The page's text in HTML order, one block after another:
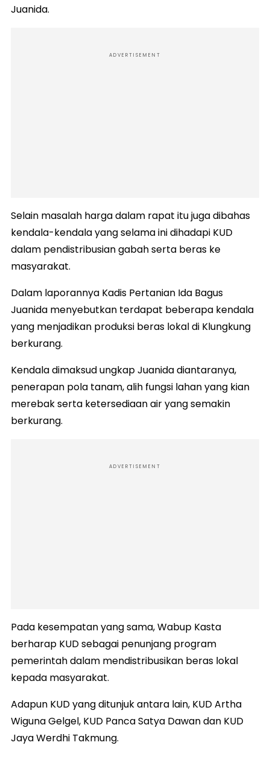
Juanida.
ADVERTISEMENT
Selain masalah harga dalam rapat itu juga dibahas
kendala-kendala yang selama ini dihadapi KUD
dalam pendistribusian gabah serta beras ke
masyarakat.
Dalam laporannya Kadis Pertanian Ida Bagus
Juanida menyebutkan terdapat beberapa kendala
yang menjadikan produksi beras lokal di Klungkung
berkurang.
Kendala dimaksud ungkap Juanida diantaranya,
penerapan pola tanam, alih fungsi lahan yang kian
merebak serta ketersediaan air yang semakin
berkurang.
ADVERTISEMENT
Pada kesempatan yang sama, Wabup Kasta
berharap KUD sebagai penunjang program
pemerintah dalam mendistribusikan beras lokal
kepada masyarakat.
Adapun KUD yang ditunjuk antara lain, KUD Artha
Wiguna Gelgel, KUD Panca Satya Dawan dan KUD
Jaya Werdhi Takmung.